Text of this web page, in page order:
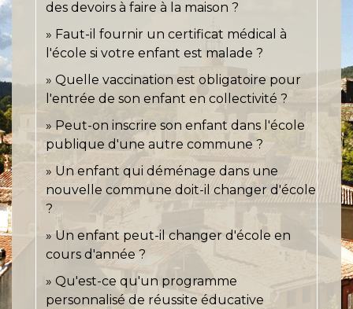
des devoirs à faire à la maison ?
Faut-il fournir un certificat médical à
l'école si votre enfant est malade ?
Quelle vaccination est obligatoire pour
l'entrée de son enfant en collectivité ?
Peut-on inscrire son enfant dans l'école
publique d'une autre commune ?
Un enfant qui déménage dans une
nouvelle commune doit-il changer d'école
?
Un enfant peut-il changer d'école en
cours d'année ?
Qu'est-ce qu'un programme
personnalisé de réussite éducative